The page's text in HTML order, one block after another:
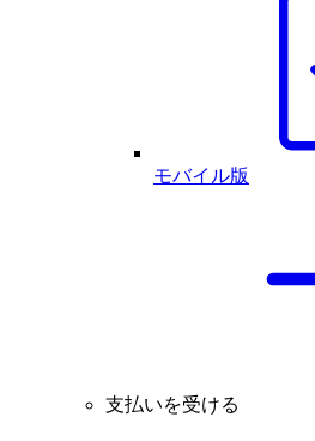
モバイル版
支払いを受ける